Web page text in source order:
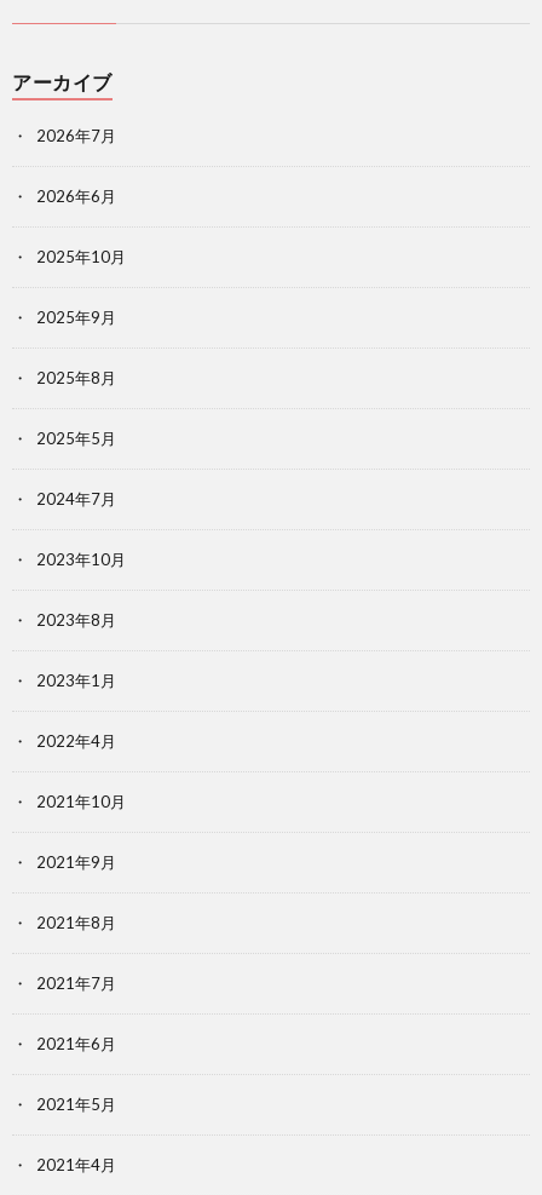
アーカイブ
2026年7月
2026年6月
2025年10月
2025年9月
2025年8月
2025年5月
2024年7月
2023年10月
2023年8月
2023年1月
2022年4月
2021年10月
2021年9月
2021年8月
2021年7月
2021年6月
2021年5月
2021年4月